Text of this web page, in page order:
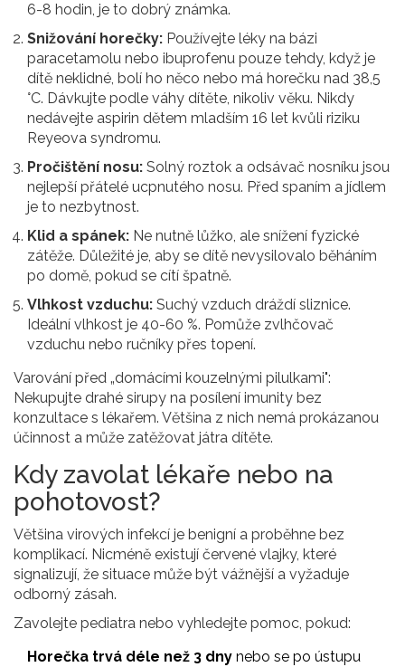
6-8 hodin, je to dobrý známka.
Snižování horečky: Používejte léky na bázi
paracetamolu nebo ibuprofenu pouze tehdy, když je
dítě neklidné, bolí ho něco nebo má horečku nad 38,5
°C. Dávkujte podle váhy dítěte, nikoliv věku. Nikdy
nedávejte aspirin dětem mladším 16 let kvůli riziku
Reyeova syndromu.
Pročištění nosu: Solný roztok a odsávač nosníku jsou
nejlepší přátelé ucpnutého nosu. Před spaním a jídlem
je to nezbytnost.
Klid a spánek: Ne nutně lůžko, ale snížení fyzické
zátěže. Důležité je, aby se dítě nevysilovalo běháním
po domě, pokud se cítí špatně.
Vlhkost vzduchu: Suchý vzduch dráždí sliznice.
Ideální vlhkost je 40-60 %. Pomůže zvlhčovač
vzduchu nebo ručníky přes topení.
Varování před „domácími kouzelnými pilulkami":
Nekupujte drahé sirupy na posílení imunity bez
konzultace s lékařem. Většina z nich nemá prokázanou
účinnost a může zatěžovat játra dítěte.
Kdy zavolat lékaře nebo na
pohotovost?
Většina virových infekcí je benigní a proběhne bez
komplikací. Nicméně existují červené vlajky, které
signalizují, že situace může být vážnější a vyžaduje
odborný zásah.
Zavolejte pediatra nebo vyhledejte pomoc, pokud:
Horečka trvá déle než 3 dny nebo se po ústupu